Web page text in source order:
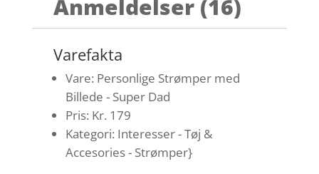
Anmeldelser (16)
Varefakta
Vare: Personlige Strømper med
Billede - Super Dad
Pris: Kr. 179
Kategori: Interesser - Tøj &
Accesories - Strømper}